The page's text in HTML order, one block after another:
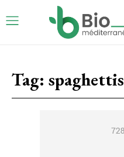
Tag: spaghettis